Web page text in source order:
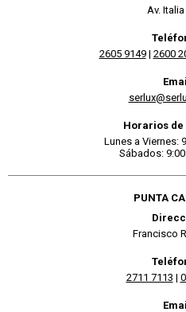
Av.
2605 9149| 2600
Horarios
Lunes a Viernes:
Sábados:
PUNTA
Francisco
2711 7113 |